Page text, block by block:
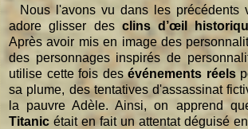
Nous l'avons vu dans les précédents
adore glisser des clins d’œil
Après avoir mis en image des
des personnages inspirés de
utilise cette fois desévénements réels
sa plume, des tentatives d'assassinat
la pauvre Adèle. Ainsi, on apprend
Titanic était en fait un attentat déguisé